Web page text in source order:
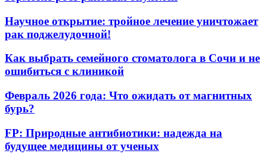
Научное открытие: тройное лечение уничтожает
рак поджелудочной!
Как выбрать семейного стоматолога в Сочи и не
ошибиться с клиникой
Февраль 2026 года: Что ожидать от магнитных
бурь?
FP: Природные антибиотики: надежда на
будущее медицины от ученых